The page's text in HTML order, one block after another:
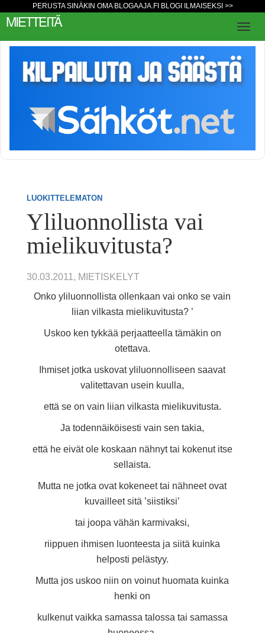
PERUSTA SINÄKIN OMA BLOGAAJA.FI BLOGI ILMAISEKSI >>
MIETTEITÄ
LUOKITTELEMATON
Yliluonnollista vai
mielikuvitusta?
30.03.2011, MIETISKELYT
Onko yliluonnollista ollenkaan vai onko se vain
liian vilkasta mielikuvitusta? ’
Uskoo ken tykkää perjaatteella tämäkin on
otettava.
Ihmiset jotka uskovat yliluonnolliseen saavat
valitettavan usein kuulla,
että se on vain liian vilkasta mielikuvitusta.
Ja todennäiköisesti vain sen takia,
että he eivät ole koskaan nähnyt tai kokenut itse
sellaista.
Mutta ne jotka ovat kokeneet tai nähneet ovat
kuvailleet sitä ’siistiksi’
tai joopa vähän karmivaksi,
riippuen ihmisen luonteesta ja siitä kuinka
helposti pelästyy.
Mutta jos uskoo niin on voinut huomata kuinka
henki on
kulkenut vaikka samassa talossa tai samassa